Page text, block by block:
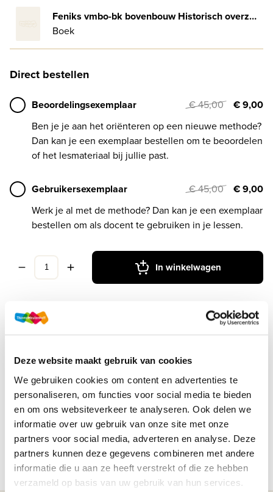
Deze website maakt gebruik van cookies
We gebruiken cookies om content en advertenties te
personaliseren, om functies voor social media te bieden
en om ons websiteverkeer te analyseren. Ook delen we
informatie over uw gebruik van onze site met onze
partners voor social media, adverteren en analyse. Deze
partners kunnen deze gegevens combineren met andere
informatie die u aan ze heeft verstrekt of die ze hebben
verzameld op basis van uw gebruik van hun services.
Feniks vmbo-bk bovenbouw Historisch overzicht vanaf 1848 en Staatsinrichting Leerwerkboek
Boek
Direct bestellen
Beoordelingsexemplaar € 45,00
€ 9,00
Ben je je aan het oriënteren op een nieuwe methode?
Dan kan je een exemplaar bestellen om te beoordelen
of het lesmateriaal bij jullie past.
Gebruikersexemplaar € 45,00
€ 9,00
Werk je al met de methode? Dan kan je een exemplaar
bestellen om als docent te gebruiken in je lessen.
In winkelwagen
Methode
Feniks LRN-line
Soort uitgave
Online + boek VO
ISBN
9789006202335